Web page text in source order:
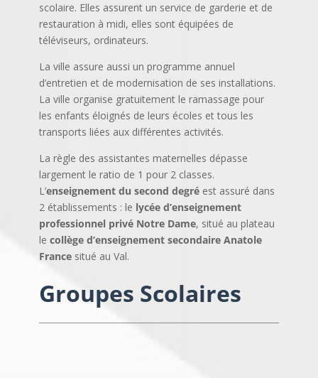
scolaire. Elles assurent un service de garderie et de
restauration à midi, elles sont équipées de
téléviseurs, ordinateurs.
La ville assure aussi un programme annuel
d’entretien et de modernisation de ses installations.
La ville organise gratuitement le ramassage pour
les enfants éloignés de leurs écoles et tous les
transports liées aux différentes activités.
La règle des assistantes maternelles dépasse
largement le ratio de 1 pour 2 classes.
L’enseignement du second degréest assuré dans
2 établissements : le lycée d’enseignement
professionnel privé Notre Dame, situé au plateau
le collège d’enseignement secondaire Anatole
Francesitué au Val.
Groupes Scolaires